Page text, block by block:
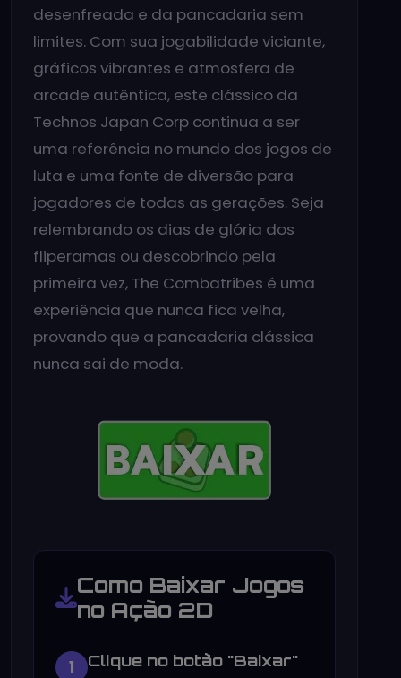
desenfreada e da pancadaria sem
limites. Com sua jogabilidade viciante,
gráficos vibrantes e atmosfera de
arcade autêntica, este clássico da
Technos Japan Corp continua a ser
uma referência no mundo dos jogos de
luta e uma fonte de diversão para
jogadores de todas as gerações. Seja
relembrando os dias de glória dos
fliperamas ou descobrindo pela
primeira vez, The Combatribes é uma
experiência que nunca fica velha,
provando que a pancadaria clássica
nunca sai de moda.
Como Baixar Jogos
no Ação 2D
1 Clique no botão "Baixar"